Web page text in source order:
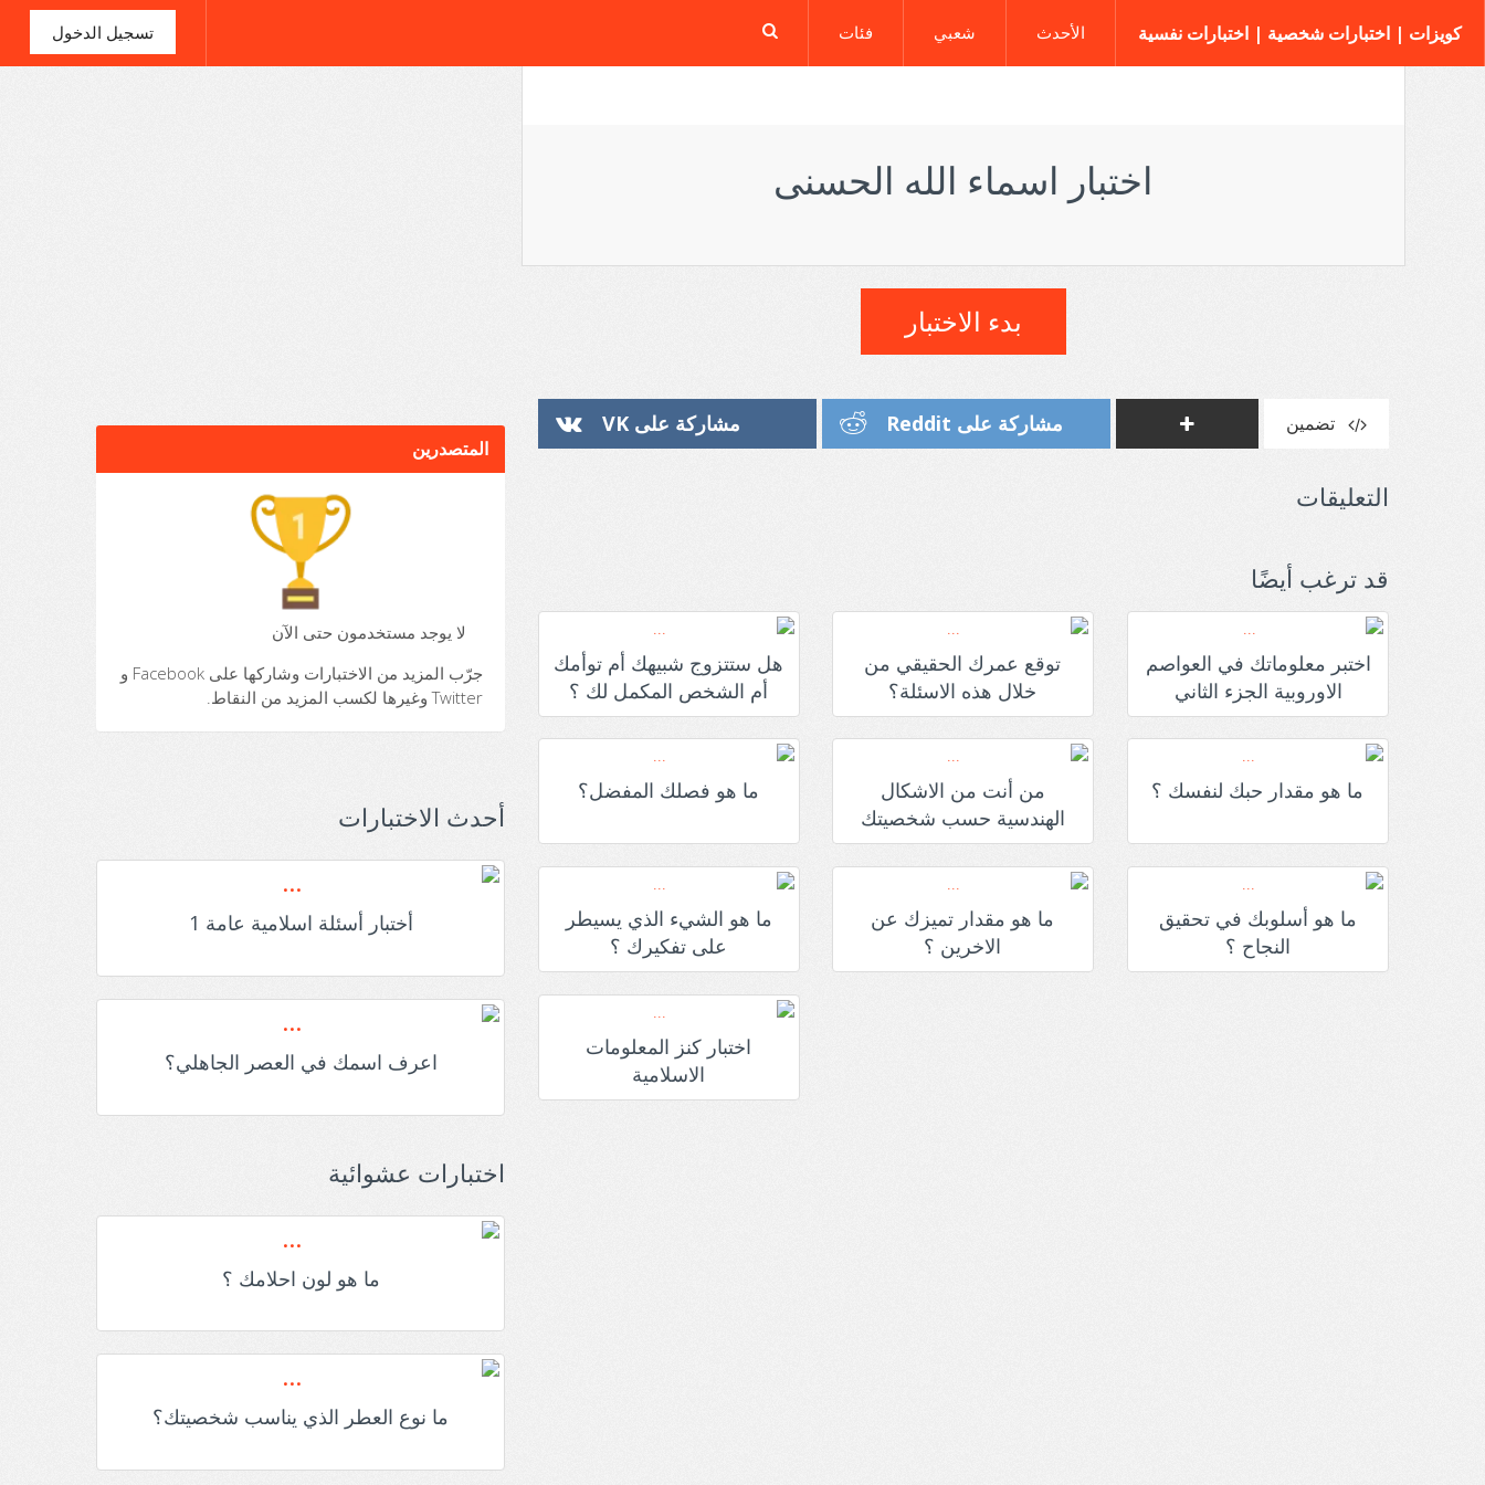
كويزات | اختبارات شخصية | اختبارات نفسية الأحدث شعبي فئات تسجيل الدخول
اختبار اسماء الله الحسنى
بدء الاختبار
مشاركة على VK مشاركة على Reddit تضمين
التعليقات
قد ترغب أيضًا
هل ستتزوج شبيهك أم توأمك
أم الشخص المكمل لك ؟
توقع عمرك الحقيقي من
خلال هذه الاسئلة؟
اختبر معلوماتك في العواصم
الاوروبية الجزء الثاني
ما هو فصلك المفضل؟
من أنت من الاشكال
الهندسية حسب شخصيتك
ما هو مقدار حبك لنفسك ؟
ما هو الشيء الذي يسيطر
على تفكيرك ؟
ما هو مقدار تميزك عن
الاخرين ؟
ما هو أسلوبك في تحقيق
النجاح ؟
اختبار كنز المعلومات
الاسلامية
المتصدرين
لا يوجد مستخدمون حتى الآن
جرّب المزيد من الاختبارات وشاركها على Facebook و
Twitter وغيرها لكسب المزيد من النقاط.
أحدث الاختبارات
أختبار أسئلة اسلامية عامة 1
اعرف اسمك في العصر الجاهلي؟
اختبارات عشوائية
ما هو لون احلامك ؟
ما نوع العطر الذي يناسب شخصيتك؟